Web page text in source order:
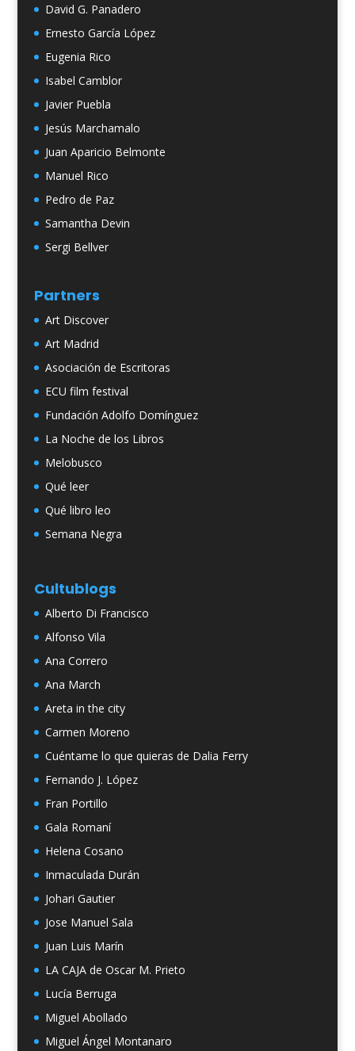
David G. Panadero
Ernesto García López
Eugenia Rico
Isabel Camblor
Javier Puebla
Jesús Marchamalo
Juan Aparicio Belmonte
Manuel Rico
Pedro de Paz
Samantha Devin
Sergi Bellver
Partners
Art Discover
Art Madrid
Asociación de Escritoras
ECU film festival
Fundación Adolfo Domínguez
La Noche de los Libros
Melobusco
Qué leer
Qué libro leo
Semana Negra
Cultublogs
Alberto Di Francisco
Alfonso Vila
Ana Correro
Ana March
Areta in the city
Carmen Moreno
Cuéntame lo que quieras de Dalia Ferry
Fernando J. López
Fran Portillo
Gala Romaní
Helena Cosano
Inmaculada Durán
Johari Gautier
Jose Manuel Sala
Juan Luis Marín
LA CAJA de Oscar M. Prieto
Lucía Berruga
Miguel Abollado
Miguel Ángel Montanaro